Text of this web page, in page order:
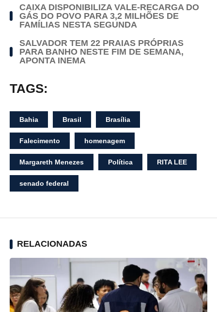
CAIXA DISPONIBILIZA VALE-RECARGA DO
GÁS DO POVO PARA 3,2 MILHÕES DE
FAMÍLIAS NESTA SEGUNDA
SALVADOR TEM 22 PRAIAS PRÓPRIAS
PARA BANHO NESTE FIM DE SEMANA,
APONTA INEMA
TAGS:
Bahia Brasil Brasília
Falecimento homenagem
Margareth Menezes Política RITA LEE
senado federal
RELACIONADAS